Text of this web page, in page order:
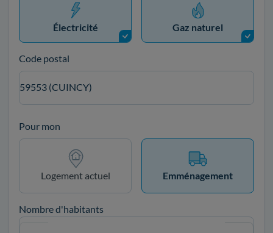
Électricité Gaz naturel
Code postal
59553 (CUINCY)
Pour mon
Logement actuel Emménagement
Nombre d'habitants